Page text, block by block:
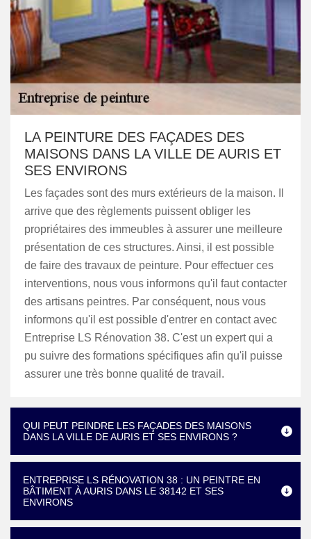
LA PEINTURE DES FAÇADES DES
MAISONS DANS LA VILLE DE AURIS ET
SES ENVIRONS
Les façades sont des murs extérieurs de la maison. Il
arrive que des règlements puissent obliger les
propriétaires des immeubles à assurer une meilleure
présentation de ces structures. Ainsi, il est possible
de faire des travaux de peinture. Pour effectuer ces
interventions, nous vous informons qu'il faut contacter
des artisans peintres. Par conséquent, nous vous
informons qu'il est possible d'entrer en contact avec
Entreprise LS Rénovation 38. C'est un expert qui a
pu suivre des formations spécifiques afin qu'il puisse
assurer une très bonne qualité de travail.
QUI PEUT PEINDRE LES FAÇADES DES MAISONS
DANS LA VILLE DE AURIS ET SES ENVIRONS ?
ENTREPRISE LS RÉNOVATION 38 : UN PEINTRE EN
BÂTIMENT À AURIS DANS LE 38142 ET SES
ENVIRONS